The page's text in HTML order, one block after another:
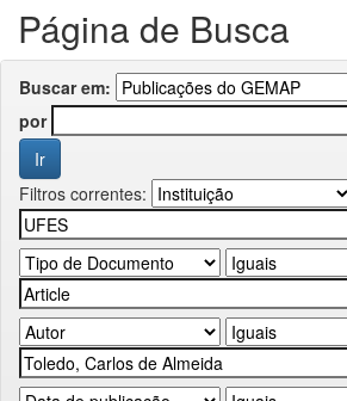
Página de Busca
Buscar em:
por
Filtros correntes: